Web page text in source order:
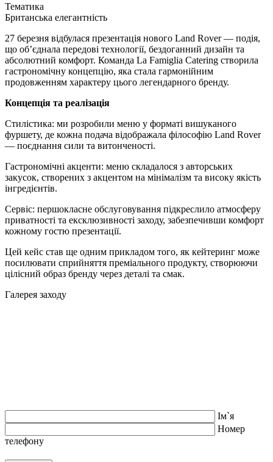
Тематика
Британська елегантність
27 березня відбулася презентація нового Land Rover — подія,
що об’єднала передові технології, бездоганний дизайн та
абсолютний комфорт. Команда La Famiglia Catering створила
гастрономічну концепцію, яка стала гармонійним
продовженням характеру цього легендарного бренду.
Концепція та реалізація
Стилістика: ми розробили меню у форматі вишуканого
фуршету, де кожна подача відображала філософію Land Rover
— поєднання сили та витонченості.
Гастрономічні акценти: меню складалося з авторських
закусок, створених з акцентом на мінімалізм та високу якість
інгредієнтів.
Сервіс: першокласне обслуговування підкреслило атмосферу
приватності та ексклюзивності заходу, забезпечивши комфорт
кожному гостю презентації.
Цей кейс став ще одним прикладом того, як кейтеринг може
посилювати сприйняття преміального продукту, створюючи
цілісний образ бренду через деталі та смак.
Галерея заходу
Iм`я
Номер
телефону